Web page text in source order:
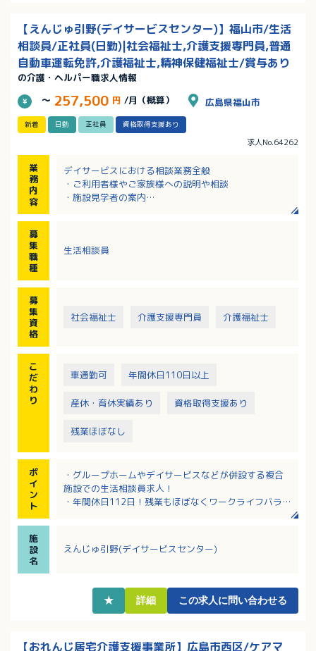
【えんじゅ引野(デイサービスセンター)】福山市/生活
相談員/正社員(日勤)|社会福祉士,介護支援専門員,普通
自動車運転免許,介護福祉士,精神保健福祉士/賞与あり
の介護・ヘルパー職求人情報
～ 257,500 円 /月（概算） 広島県福山市
新着 日勤 正社員 資格取得支援あり
求人No.64262
業
務
内
容
デイサービスにおける相談業務全般
・ご利用者様やご家族様への説明や相談
・施設見学者の案内
・介護業務 等
募
集
職
種
生活相談員
募
集
資
格
社会福祉士 介護支援専門員 介護福祉士
こ
だ
わ
り
車通勤可 年間休日110日以上
産休・育休実績あり 資格取得支援あり
残業ほぼなし
ポ
イ
ン
ト
・グループホームやデイサービスなどが併設する複合
施設での生活相談員求人！
・年間休日112日！残業もほぼなくワークライフバラン
・学校行事やお子さんの病気など、急なお休みにも柔
施
設
名
えんじゅ引野(デイサービスセンター)
★ 詳細 この求人に問い合わせる
【おれんじ居宅介護支援事業所】広島市西区/ケアマ